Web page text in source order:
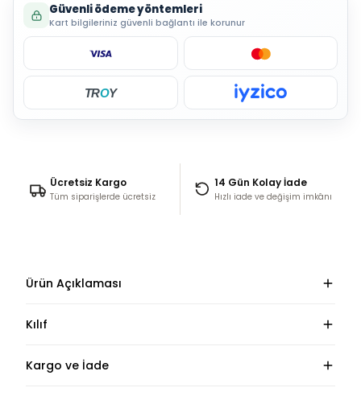
Güvenli ödeme yöntemleri
Kart bilgileriniz güvenli bağlantı ile korunur
TROY
Ücretsiz Kargo
Tüm siparişlerde ücretsiz
14 Gün Kolay İade
Hızlı iade ve değişim imkânı
Ürün Açıklaması
Kılıf
Kargo ve İade